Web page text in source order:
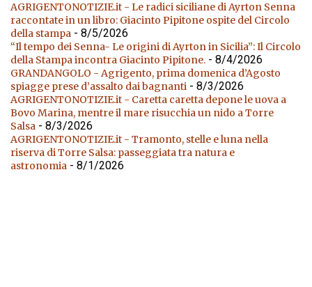
AGRIGENTONOTIZIE.it - Le radici siciliane di Ayrton Senna
raccontate in un libro: Giacinto Pipitone ospite del Circolo
della stampa - 8/5/2026
“Il tempo dei Senna- Le origini di Ayrton in Sicilia”: Il Circolo
della Stampa incontra Giacinto Pipitone. - 8/4/2026
GRANDANGOLO - Agrigento, prima domenica d’Agosto
spiagge prese d’assalto dai bagnanti - 8/3/2026
AGRIGENTONOTIZIE.it - Caretta caretta depone le uova a
Bovo Marina, mentre il mare risucchia un nido a Torre
Salsa - 8/3/2026
AGRIGENTONOTIZIE.it - Tramonto, stelle e luna nella
riserva di Torre Salsa: passeggiata tra natura e
astronomia - 8/1/2026